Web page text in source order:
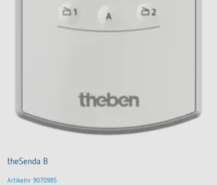
theSenda B
Artikelnr 9070985